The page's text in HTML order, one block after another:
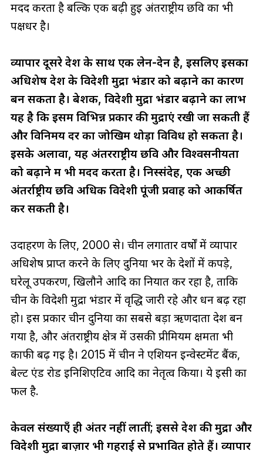
मदद करता है बल्कि एक बढ़ी हुई अंतर्राष्ट्रीय छवि का भी
पक्षधर है।
व्यापार दूसरे देश के साथ एक लेन-देन है, इसलिए इसका
अधिशेष देश के विदेशी मुद्रा भंडार को बढ़ाने का कारण
बन सकता है। बेशक, विदेशी मुद्रा भंडार बढ़ाने का लाभ
यह है कि इसमें विभिन्न प्रकार की मुद्राएं रखी जा सकती हैं
और विनिमय दर का जोखिम थोड़ा विविध हो सकता है।
इसके अलावा, यह अंतरराष्ट्रीय छवि और विश्वसनीयता
को बढ़ाने में भी मदद करता है। निस्संदेह, एक अच्छी
अंतर्राष्ट्रीय छवि अधिक विदेशी पूंजी प्रवाह को आकर्षित
कर सकती है।
उदाहरण के लिए, 2000 से। चीन लगातार वर्षों में व्यापार
अधिशेष प्राप्त करने के लिए दुनिया भर के देशों में कपड़े,
घरेलू उपकरण, खिलौने आदि का निर्यात कर रहा है, ताकि
चीन के विदेशी मुद्रा भंडार में वृद्धि जारी रहे और धन बढ़ रहा
हो। इस प्रकार चीन दुनिया का सबसे बड़ा ऋणदाता देश बन
गया है, और अंतर्राष्ट्रीय क्षेत्र में उसकी प्रीमियम क्षमता भी
काफी बढ़ गई है। 2015 में चीन ने एशियन इन्वेस्टमेंट बैंक,
बेल्ट एंड रोड इनिशिएटिव आदि का नेतृत्व किया। ये इसी का
फल है.
केवल संख्याएँ ही अंतर नहीं लातीं; इससे देश की मुद्रा और
विदेशी मुद्रा बाज़ार भी गहराई से प्रभावित होते हैं। व्यापार